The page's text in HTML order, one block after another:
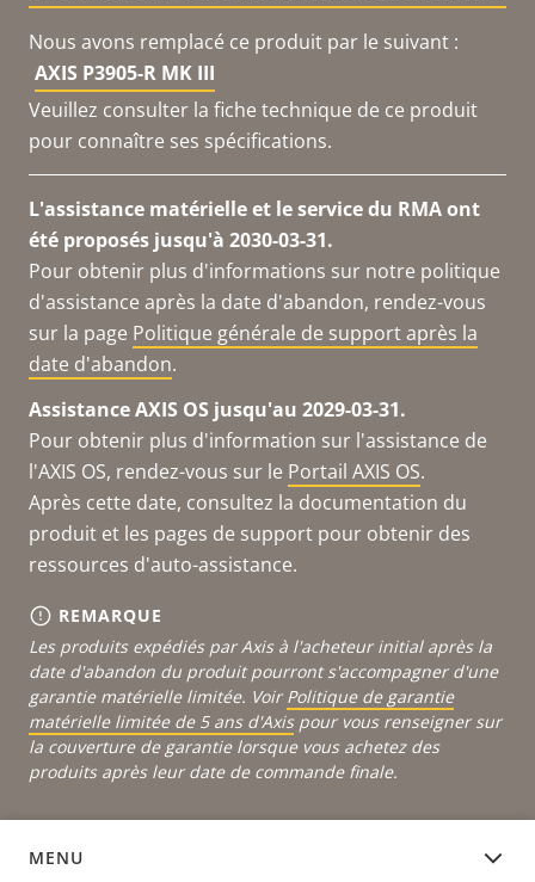
Nous avons remplacé ce produit par le suivant :
AXIS P3905-R MK III
Veuillez consulter la fiche technique de ce produit
pour connaître ses spécifications.
L'assistance matérielle et le service du RMA ont
été proposés jusqu'à 2030-03-31.
Pour obtenir plus d'informations sur notre politique
d'assistance après la date d'abandon, rendez-vous
sur la page Politique générale de support après la
date d'abandon.
Assistance AXIS OS jusqu'au 2029-03-31.
Pour obtenir plus d'information sur l'assistance de
l'AXIS OS, rendez-vous sur le Portail AXIS OS.
Après cette date, consultez la documentation du
produit et les pages de support pour obtenir des
ressources d'auto-assistance.
REMARQUE
Les produits expédiés par Axis à l'acheteur initial après la
date d'abandon du produit pourront s'accompagner d'une
garantie matérielle limitée. Voir Politique de garantie
matérielle limitée de 5 ans d'Axispour vous renseigner sur
la couverture de garantie lorsque vous achetez des
produits après leur date de commande finale.
MENU
LOGICIEL DU DISPOSITIF